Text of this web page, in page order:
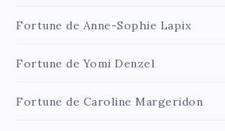
Fortune de Anne-Sophie Lapix
Fortune de Yomi Denzel
Fortune de Caroline Margeridon